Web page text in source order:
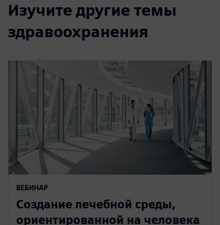
Изучите другие темы
здравоохранения
ВЕБИНАР
Создание лечебной среды,
ориентированной на человека